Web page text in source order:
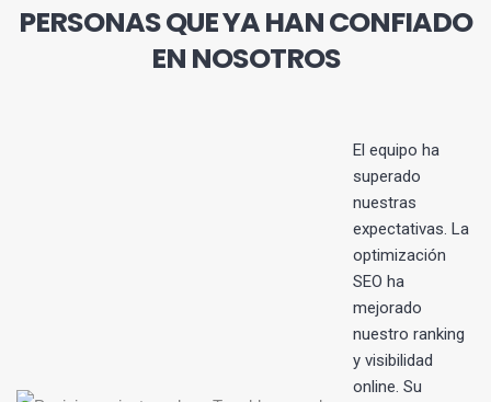
PERSONAS QUE YA HAN CONFIADO
EN NOSOTROS
El equipo ha
superado
nuestras
expectativas. La
optimización
SEO ha
mejorado
nuestro ranking
y visibilidad
online. Su